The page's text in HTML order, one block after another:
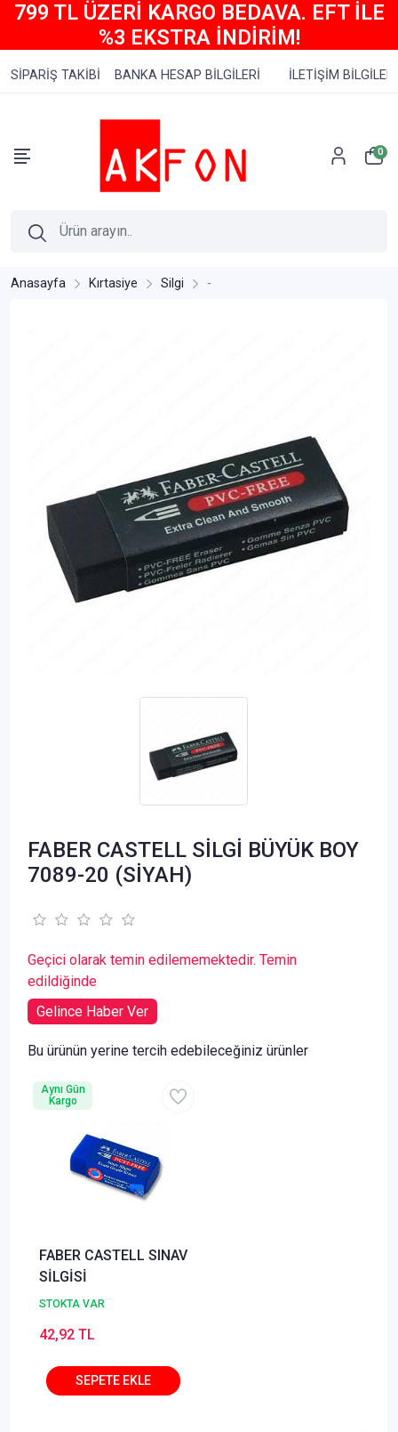
799 TL ÜZERİ KARGO BEDAVA. EFT İLE
%3 EKSTRA İNDİRİM!
SİPARİŞ TAKİBİ BANKA HESAP BİLGİLERİ İLETİŞİM BİLGİLERİ
0
Anasayfa Kırtasiye Silgi -
FABER CASTELL SİLGİ BÜYÜK BOY
7089-20 (SİYAH)
Geçici olarak temin edilememektedir. Temin
edildiğinde
Gelince Haber Ver
Bu ürünün yerine tercih edebileceğiniz ürünler
FABER CASTELL SINAV
SİLGİSİ
STOKTA VAR
42,92 TL
Aynı Gün
Kargo